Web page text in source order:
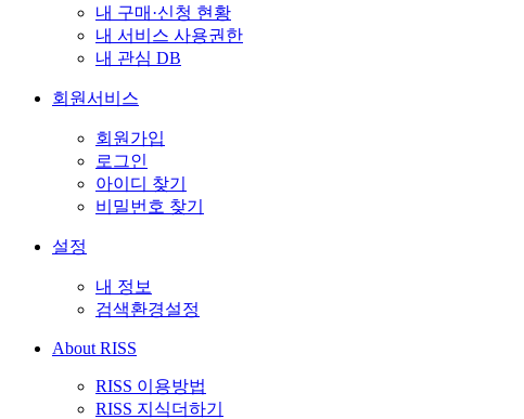
내 구매·신청 현황
내 서비스 사용권한
내 관심 DB
회원서비스
회원가입
로그인
아이디 찾기
비밀번호 찾기
설정
내 정보
검색환경설정
About RISS
RISS 이용방법
RISS 지식더하기